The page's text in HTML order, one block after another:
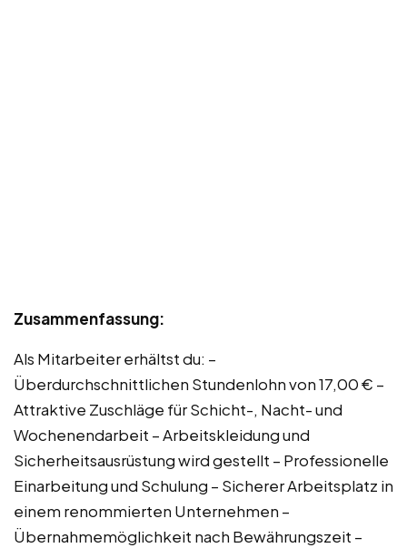
Zusammenfassung:
Als Mitarbeiter erhältst du: –
Überdurchschnittlichen Stundenlohn von 17,00 € –
Attraktive Zuschläge für Schicht-, Nacht- und
Wochenendarbeit – Arbeitskleidung und
Sicherheitsausrüstung wird gestellt – Professionelle
Einarbeitung und Schulung – Sicherer Arbeitsplatz in
einem renommierten Unternehmen –
Übernahmemöglichkeit nach Bewährungszeit –